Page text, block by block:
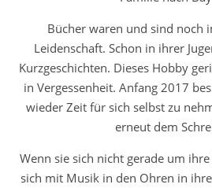
Bücher waren und sind noch
Leidenschaft. Schon in ihrer
Kurzgeschichten. Dieses Hobby
in Vergessenheit. Anfang 2017
wieder Zeit für sich selbst zu
erneut dem
Wenn sie sich nicht gerade um
sich mit Musik in den Ohren in